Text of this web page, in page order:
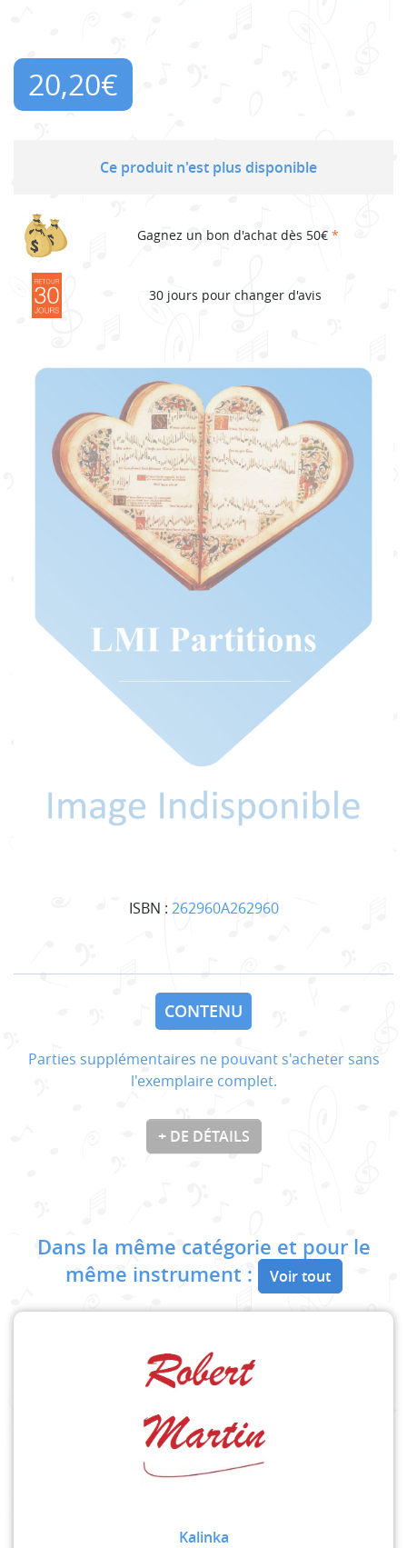
ISBN : 262960A262960
20,20€
Ce produit n'est plus disponible
Gagnez un bon d'achat dès 50€ *
30 jours pour changer d'avis
CONTENU
Parties supplémentaires ne pouvant s'acheter sans
l'exemplaire complet.
+ DE DÉTAILS
Dans la même catégorie et pour le
même instrument :
Voir tout
Kalinka